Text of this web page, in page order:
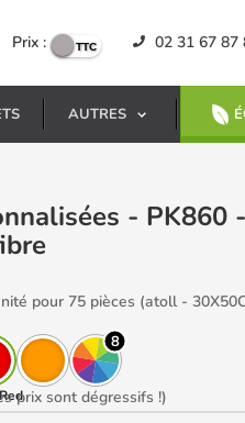
Prix : 02 31 67 87
AUTRES
8
prix sont dégressifs !)